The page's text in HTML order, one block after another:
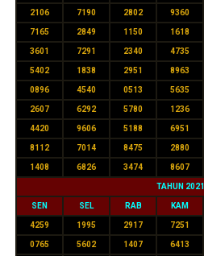
2106 7190 2802 9360
7165 2849 1150 1618
3601 7291 2340 4735
5402 1838 2951 8963
0896 4540 0513 5635
2607 6292 5780 1236
4420 9606 5188 6951
8112 7014 8475 2880
1408 6826 3474 8607
TAHUN 2021
SEN SEL RAB KAM
4259 1995 2917 7251
0765 5602 1407 6413